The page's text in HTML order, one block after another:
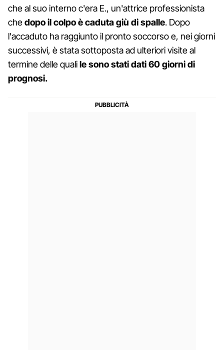
che al suo interno c'era E., un'attrice professionista
chedopo il colpo è caduta giù di spalle. Dopo
l'accaduto ha raggiunto il pronto soccorso e, nei giorni
successivi, è stata sottoposta ad ulteriori visite al
termine delle qualile sono stati dati 60 giorni di
prognosi.